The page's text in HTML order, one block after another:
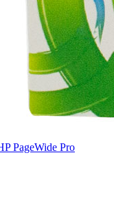
PageWide Pro